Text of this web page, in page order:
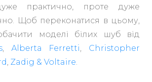
практично, проте дуже
Щоб переконатися в цьому,
моделі білих шуб від
, Alberta Ferretti, Christopher
, Zadig & Voltaire.